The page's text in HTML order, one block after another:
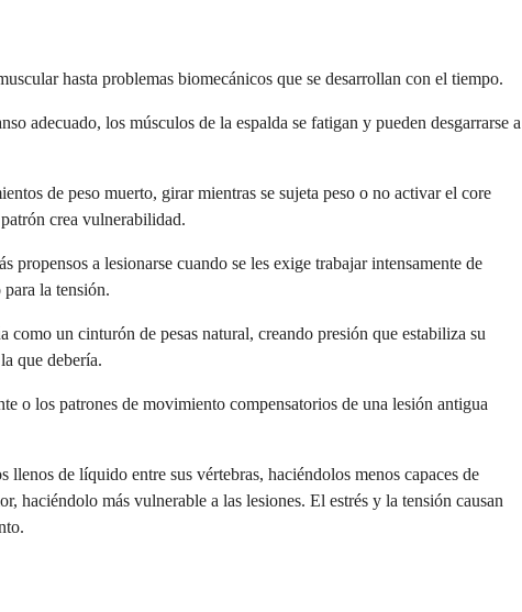
hasta problemas biomecánicos que se desarrollan con el tiempo.
adecuado, los músculos de la espalda se fatigan y pueden desgarrarse a
de peso muerto, girar mientras se sujeta peso o no activar el core
crea vulnerabilidad.
a lesionarse cuando se les exige trabajar intensamente de
la tensión.
un cinturón de pesas natural, creando presión que estabiliza su
que debería.
o los patrones de movimiento compensatorios de una lesión antigua
llenos de líquido entre sus vértebras, haciéndolos menos capaces de
haciéndolo más vulnerable a las lesiones. El estrés y la tensión causan